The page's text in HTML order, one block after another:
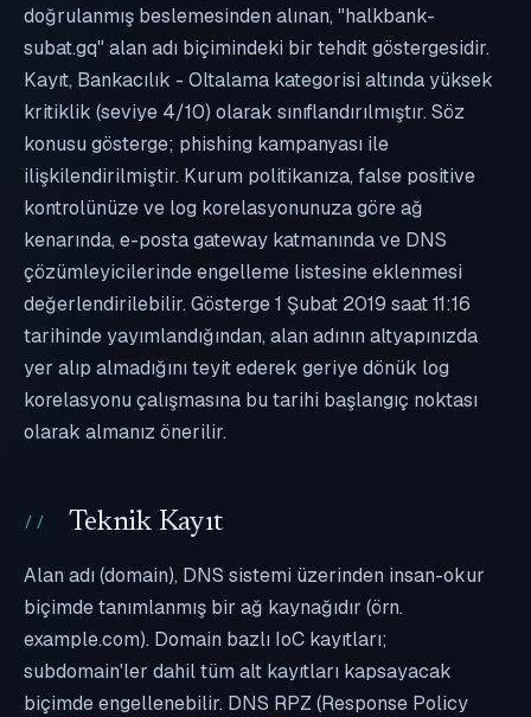
doğrulanmış beslemesinden alınan, "halkbank-
subat.gq" alan adı biçimindeki bir tehdit göstergesidir.
Kayıt, Bankacılık - Oltalama kategorisi altında yüksek
kritiklik (seviye 4/10) olarak sınıflandırılmıştır. Söz
konusu gösterge; phishing kampanyası ile
ilişkilendirilmiştir. Kurum politikanıza, false positive
kontrolünüze ve log korelasyonunuza göre ağ
kenarında, e-posta gateway katmanında ve DNS
çözümleyicilerinde engelleme listesine eklenmesi
değerlendirilebilir. Gösterge 1 Şubat 2019 saat 11:16
tarihinde yayımlandığından, alan adının altyapınızda
yer alıp almadığını teyit ederek geriye dönük log
korelasyonu çalışmasına bu tarihi başlangıç noktası
olarak almanız önerilir.
Teknik Kayıt
Alan adı (domain), DNS sistemi üzerinden insan-okur
biçimde tanımlanmış bir ağ kaynağıdır (örn.
example.com). Domain bazlı IoC kayıtları;
subdomain'ler dahil tüm alt kayıtları kapsayacak
biçimde engellenebilir. DNS RPZ (Response Policy